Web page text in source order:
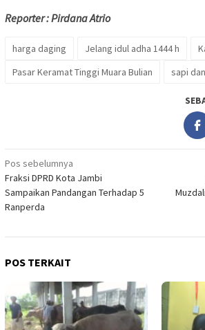
Reporter : Pirdana Atrio
harga daging Jelang idul adha 1444 h
Pasar Keramat Tinggi Muara Bulian
sapi
Navigasi
pos
Pos sebelumnya
Fraksi DPRD Kota Jambi
Sampaikan Pandangan Terhadap 5
Ranperda
POS TERKAIT